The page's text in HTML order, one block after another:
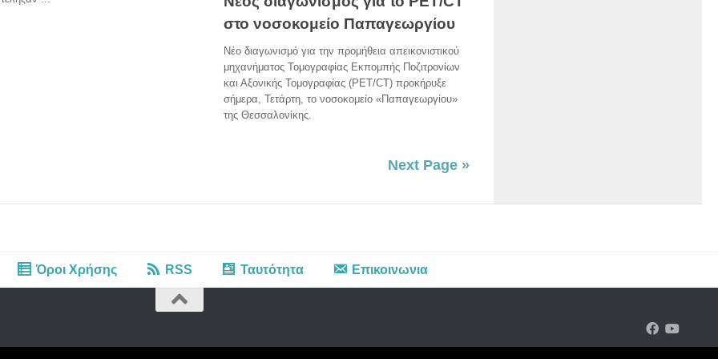
στο νοσοκομείο Παπαγεωργίου
Νέο διαγωνισμό για την προμήθεια απεικονιστικού
μηχανήματος Τομογραφίας Εκπομπής Ποζιτρονίων
και Αξονικής Τομογραφίας (PET/CT) προκήρυξε
σήμερα, Τετάρτη, το νοσοκομείο «Παπαγεωργίου»
της Θεσσαλονίκης.
Next Page »
Όροι Χρήσης RSS Ταυτότητα Επικοινωνια